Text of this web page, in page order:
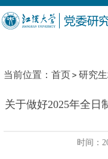
当前位置： 首页 研究
关于做好2025年全日
时间：